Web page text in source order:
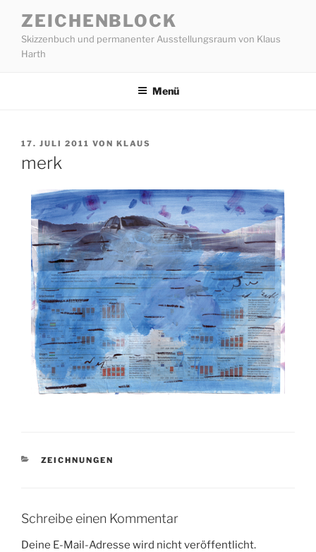
Inhalt
springen
ZEICHENBLOCK
Skizzenbuch und permanenter Ausstellungsraum von Klaus
Harth
Menü
VERÖFFENTLICHT
17. JULI 2011 VON KLAUS
merk
KATEGORIEN
ZEICHNUNGEN
Schreibe einen Kommentar
Deine E-Mail-Adresse wird nicht veröffentlicht.